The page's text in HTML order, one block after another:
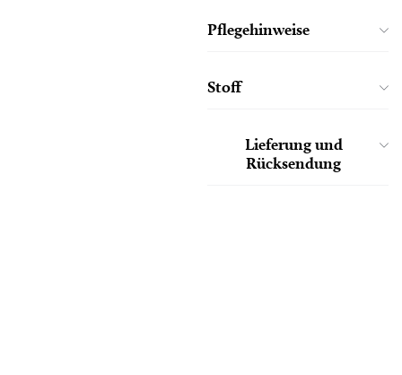
Pflegehinweise
Stoff
Lieferung und
Rücksendung